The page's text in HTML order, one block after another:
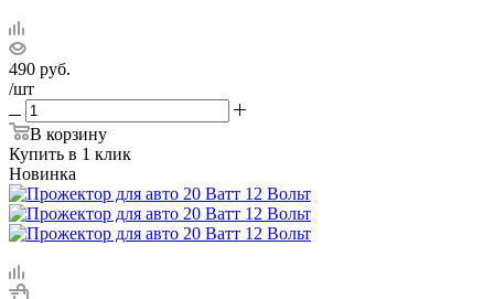
490 руб.
/шт
В корзину
Купить в 1 клик
Новинка